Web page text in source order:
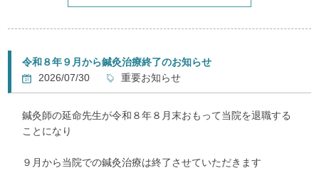
令和８年９月から鍼灸治療終了のお知らせ
2026/07/30
重要お知らせ
鍼灸師の延命先生が令和８年８月末おもって当院を退職する
ことになり
９月から当院での鍼灸治療は終了させていただきます